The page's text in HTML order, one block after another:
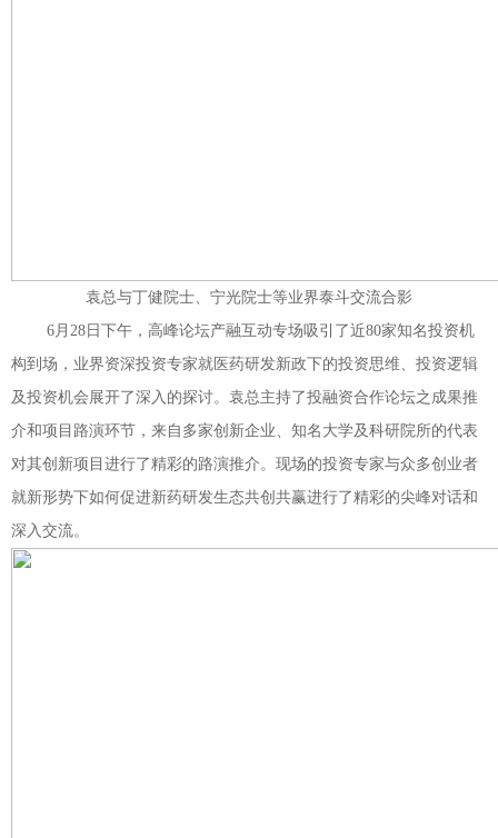
袁总与丁健院士、宁光院士等业界泰斗交流合影
6月28日下午，高峰论坛产融互动专场吸引了近80家知名投资机
构到场，业界资深投资专家就医药研发新政下的投资思维、投资逻辑
及投资机会展开了深入的探讨。袁总主持了投融资合作论坛之成果推
介和项目路演环节，来自多家创新企业、知名大学及科研院所的代表
对其创新项目进行了精彩的路演推介。现场的投资专家与众多创业者
就新形势下如何促进新药研发生态共创共赢进行了精彩的尖峰对话和
深入交流。